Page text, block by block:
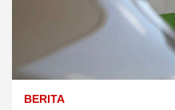
BERITA